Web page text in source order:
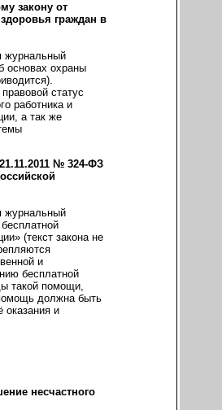
закону от
граждан в
журнальный
основах охраны
статус
работника и
а так же
№ 324-ФЗ
журнальный
(текст закона не
и
бесплатной
такой помощи,
должна быть
оказания и
несчастного